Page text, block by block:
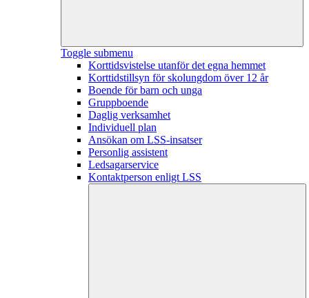
Toggle submenu
Korttidsvistelse utanför det egna hemmet
Korttidstillsyn för skolungdom över 12 år
Boende för barn och unga
Gruppboende
Daglig verksamhet
Individuell plan
Ansökan om LSS-insatser
Personlig assistent
Ledsagarservice
Kontaktperson enligt LSS